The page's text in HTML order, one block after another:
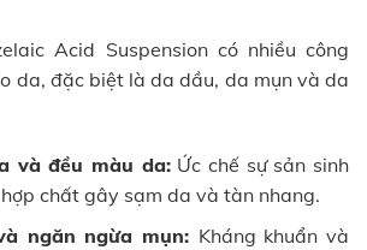
Acid Suspension có nhiều công
da, đặc biệt là da dầu, da mụn và da
và đều màu da:Ức chế sự sản sinh
chất gây sạm da và tàn nhang.
ngăn ngừa mụn: Kháng khuẩn và